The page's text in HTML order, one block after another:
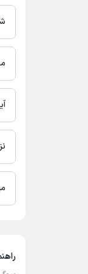
علی جلالی 1 مطب فعال
در